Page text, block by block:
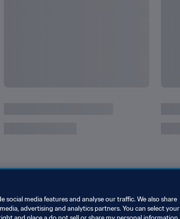
social media features and analyse our traffic. We also share
advertising and analytics partners. You can select your